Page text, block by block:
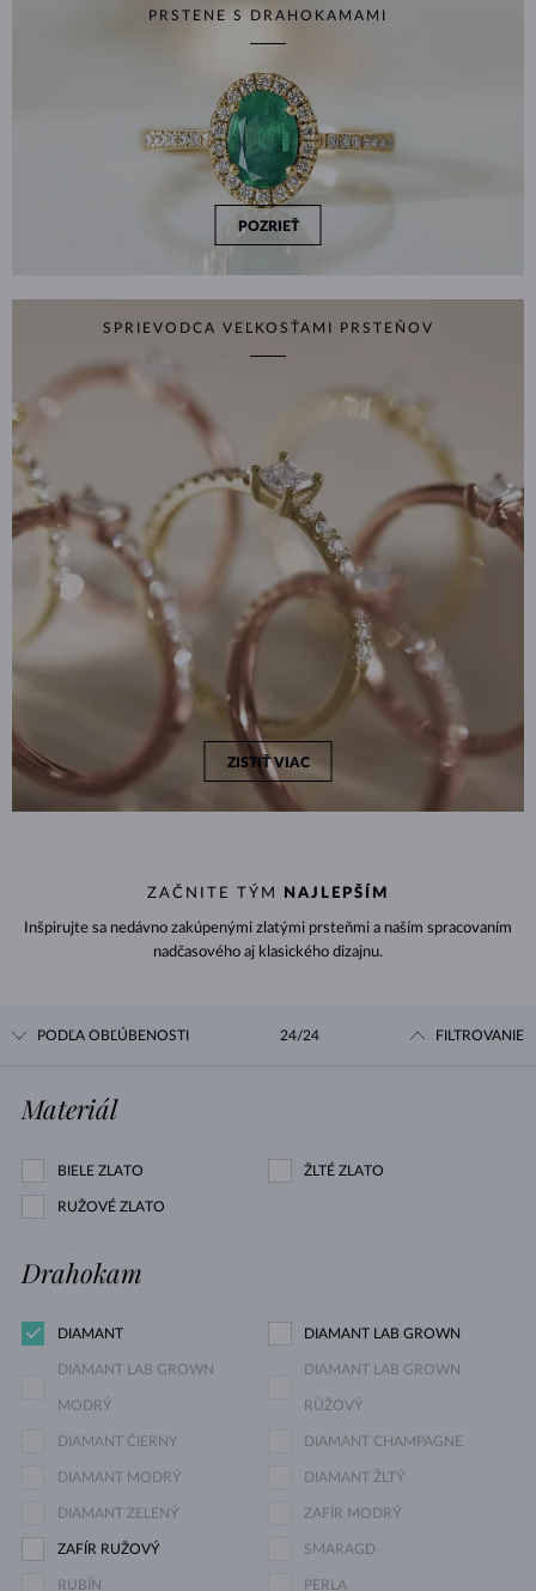
PRSTENE S DRAHOKAMAMI
POZRIEŤ
SPRIEVODCA VEĽKOSŤAMI PRSTEŇOV
ZISTIŤ VIAC
ZAČNITE TÝM NAJLEPŠÍM
Inšpirujte sa nedávno zakúpenými zlatými prsteňmi a naším spracovaním
nadčasového aj klasického dizajnu.
PODĽA OBĽÚBENOSTI 24/24 FILTROVANIE
Materiál
BIELE ZLATO ŽLTÉ ZLATO
RUŽOVÉ ZLATO
Drahokam
DIAMANT DIAMANT LAB GROWN
DIAMANT LAB GROWN
MODRÝ
DIAMANT LAB GROWN
RŮŽOVÝ
DIAMANT ČIERNY DIAMANT CHAMPAGNE
DIAMANT MODRÝ DIAMANT ŽLTÝ
DIAMANT ZELENÝ ZAFÍR MODRÝ
ZAFÍR RUŽOVÝ SMARAGD
RUBÍN PERLA